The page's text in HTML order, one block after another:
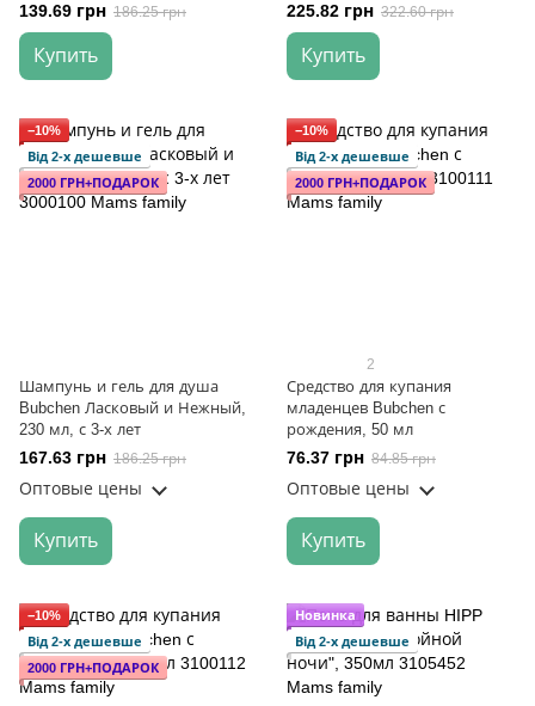
139.69 грн 186.25 грн
Купить
225.82 грн 322.60 грн
Купить
−10%
Від 2-х дешевше
2000 ГРН+ПОДАРОК
Шампунь и гель для душа
Bubchen Ласковый и Нежный,
230 мл, с 3-х лет
167.63 грн 186.25 грн
Оптовые цены
Купить
−10%
Від 2-х дешевше
2000 ГРН+ПОДАРОК
2
Средство для купания
младенцев Bubchen с
рождения, 50 мл
76.37 грн 84.85 грн
Оптовые цены
Купить
−10%
Від 2-х дешевше
2000 ГРН+ПОДАРОК
Новинка
Від 2-х дешевше